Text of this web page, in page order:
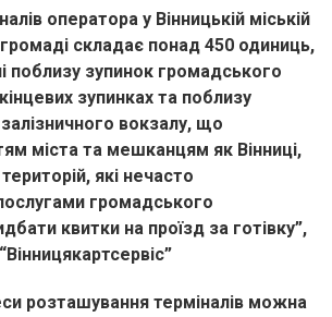
оператора у Вінницькій міській
громаді складає понад 450 одиниць,
поблизу зупинок громадського
зупинках та поблизу
вокзалу, що
міста та мешканцям як Вінниці,
які нечасто
громадського
квитки на проїзд за готівку”,
розташування терміналів можна